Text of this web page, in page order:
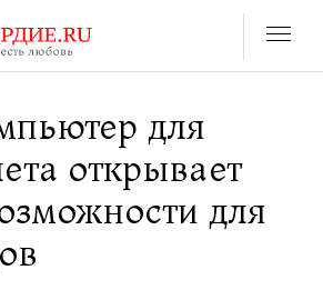
для
открывает
для